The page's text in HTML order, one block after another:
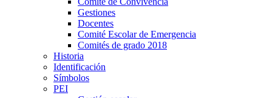
Gestiones
Docentes
Comité Escolar de Emergencia
Comités de grado 2018
Historia
Identificación
Símbolos
PEI